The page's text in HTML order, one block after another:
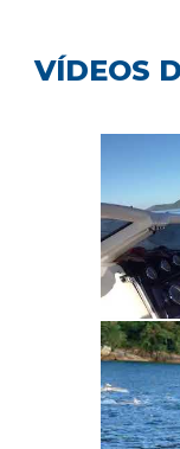
VÍDEOS